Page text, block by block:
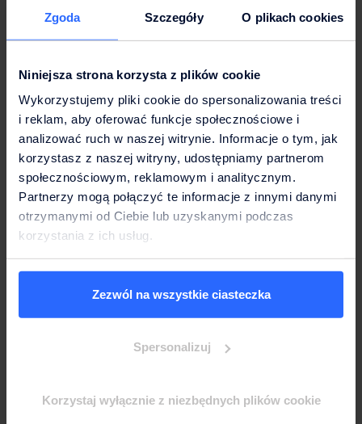
Zgoda Szczegóły O plikach cookies
Niniejsza strona korzysta z plików cookie
Wykorzystujemy pliki cookie do spersonalizowania treści
i reklam, aby oferować funkcje społecznościowe i
analizować ruch w naszej witrynie. Informacje o tym, jak
korzystasz z naszej witryny, udostępniamy partnerom
społecznościowym, reklamowym i analitycznym.
Partnerzy mogą połączyć te informacje z innymi danymi
otrzymanymi od Ciebie lub uzyskanymi podczas
korzystania z ich usług.
Zezwól na wszystkie ciasteczka
Spersonalizuj
Korzystaj wyłącznie z niezbędnych plików cookie
Wiadomo już, dlaczego zimą należy pić więcej wody,
ale ile tak naprawdę powinno się jej wypijać? Zostało to
Bezpieczeństwa Żywności. Wskazali oni, że zarówno
podczas upałów, jak i również mrozów,należy spożywać
od 2 do nawet 2,5 litra wody.
Jak pić więcej wody w zimę?
Co zrobić, aby dostarczyć swojemu organizmowi więcej
wody podczas okresu zimowego? Rozwiązań jest kilka.
Przede wszystkim
warto zawsze mieć przy sobie
szklankę lub butelkę z wodą. W momencie, gdy będzie
ona na widoku, częściej będzie się po nią sięgać. Jest to
naprawdę dobry sposób na to, aby dostarczać swojemu
organizmowi więcej płynów. Równie skuteczne są
i inne systemy kranowe, dzięki